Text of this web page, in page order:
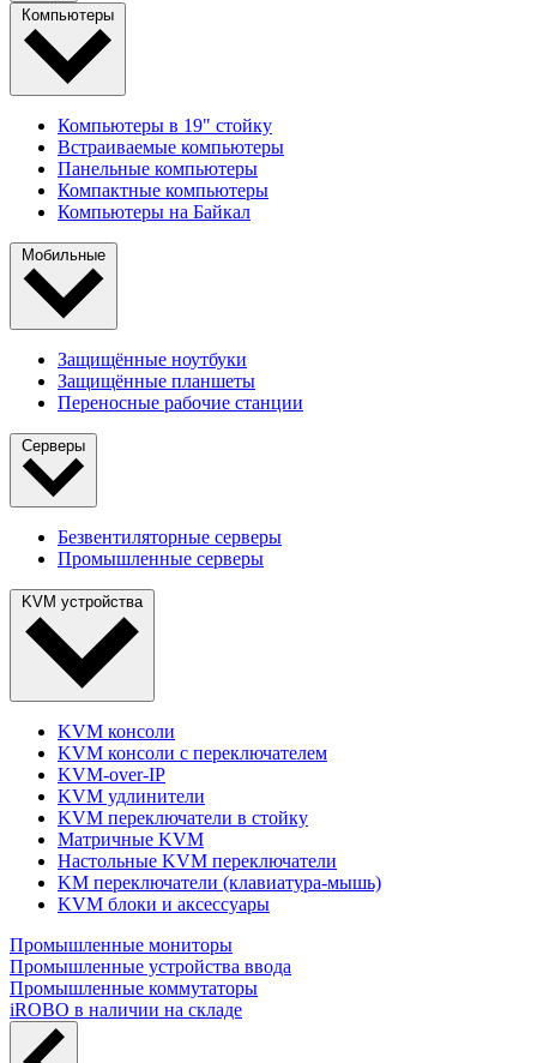
Компьютеры
Компьютеры в 19" стойкy
Встраиваемые компьютеры
Панельные компьютеры
Компактные компьютеры
Компьютеры на Байкал
Мобильные
Защищённые ноутбуки
Защищённые планшеты
Переносные рабочие станции
Серверы
Безвентиляторные серверы
Промышленные серверы
KVM устройства
KVM консоли
KVM консоли с переключателем
KVM-over-IP
KVM удлинители
KVM переключатели в стойку
Матричные KVM
Настольные KVM переключатели
KM переключатели (клавиатура-мышь)
KVM блоки и аксессуары
Промышленные мониторы
Промышленные устройства ввода
Промышленные коммутаторы
iROBO в наличии на складе